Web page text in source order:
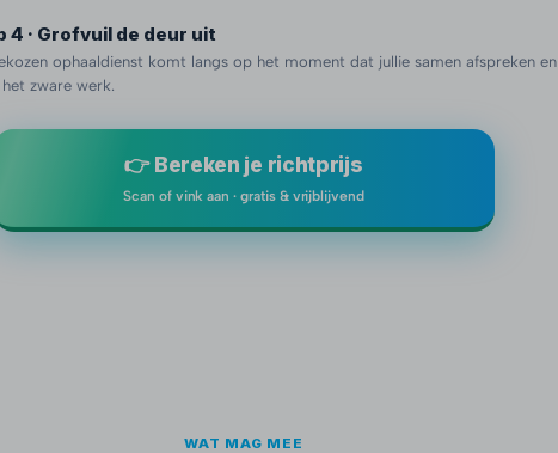
4 · Grofvuil de deur uit
ophaaldienst komt langs op het moment dat jullie samen afspreken en
zware werk.
👉 Bereken je richtprijs
Scan of vink aan · gratis & vrijblijvend
WAT MAG MEE